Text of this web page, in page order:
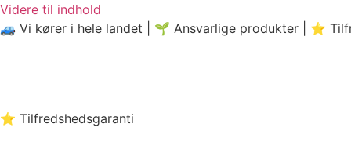
Videre til indhold
🚙 Vi kører i hele landet | 🌱 Ansvarlige produkter | ⭐️
⭐️ Tilfredshedsgaranti